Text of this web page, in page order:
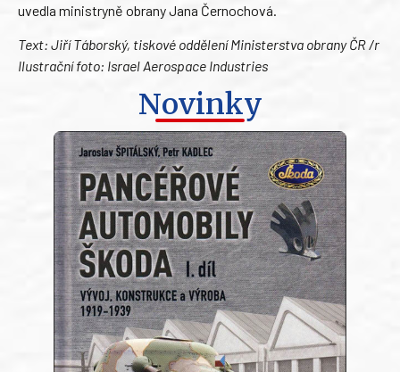
uvedla ministryně obrany Jana Černochová.
Text: Jiří Táborský, tiskové oddělení Ministerstva obrany ČR /r
Ilustrační foto: Israel Aerospace Industries
Novinky